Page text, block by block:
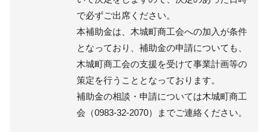
で必ずご出席ください。
本補助金は、木城町商工会への加入が条件
となっており、補助金の申請についても、
木城町商工会の支援を受けて事業計画等の
策定を行うこととなっております。
補助金の相談・申請については木城町商工
会（0983-32-2070）までご連絡ください。